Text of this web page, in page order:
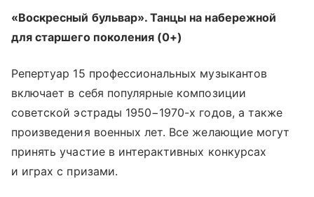
«Воскресный бульвар». Танцы на набережной
для старшего поколения (0+)
Репертуар 15 профессиональных музыкантов
включает в себя популярные композиции
советской эстрады 1950−1970-х годов, а также
произведения военных лет. Все желающие могут
принять участие в интерактивных конкурсах
и играх с призами.